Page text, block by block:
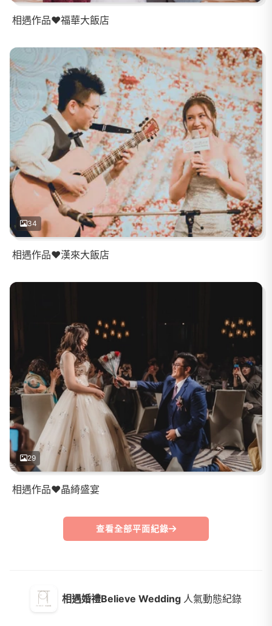
相遇作品❤️福華大飯店
34
相遇作品❤️漢來大飯店
29
相遇作品❤️晶綺盛宴
查看全部平面紀錄
相遇婚禮Believe Wedding 人氣動態紀錄